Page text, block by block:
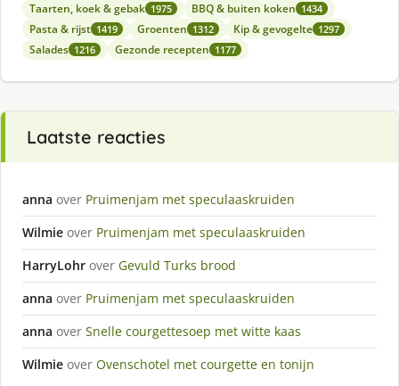
Taarten, koek & gebak 1975 BBQ & buiten koken 1434
Pasta & rijst 1419 Groenten 1312 Kip & gevogelte 1297
Salades 1216 Gezonde recepten 1177
Laatste reacties
anna over Pruimenjam met speculaaskruiden
Wilmie over Pruimenjam met speculaaskruiden
HarryLohr over Gevuld Turks brood
anna over Pruimenjam met speculaaskruiden
anna over Snelle courgettesoep met witte kaas
Wilmie over Ovenschotel met courgette en tonijn